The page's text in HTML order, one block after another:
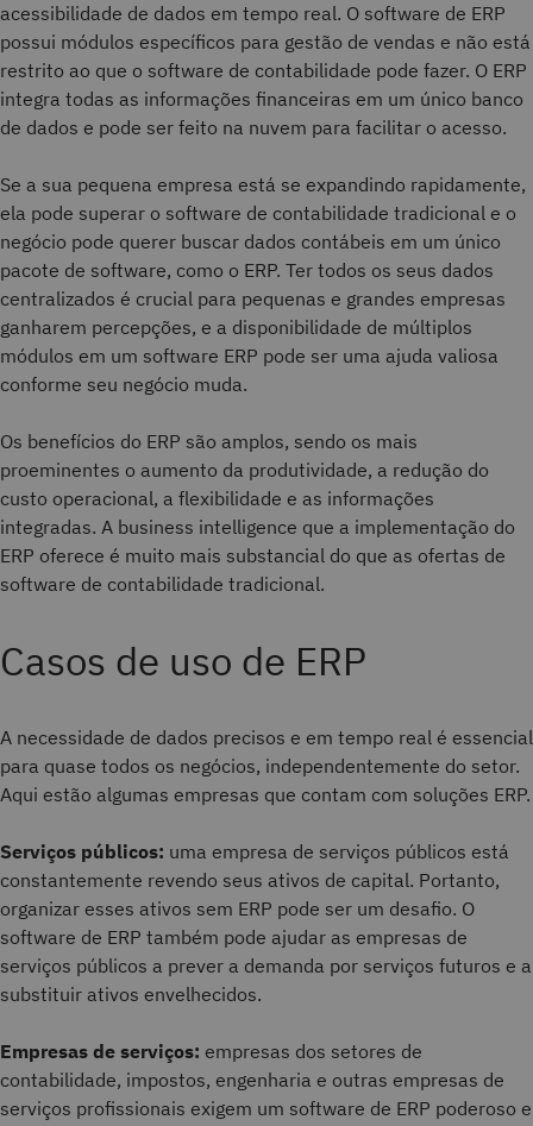
acessibilidade de dados em tempo real. O software de ERP
possui módulos específicos para gestão de vendas e não está
restrito ao que o software de contabilidade pode fazer. O ERP
integra todas as informações financeiras em um único banco
de dados e pode ser feito na nuvem para facilitar o acesso.
Se a sua pequena empresa está se expandindo rapidamente,
ela pode superar o software de contabilidade tradicional e o
negócio pode querer buscar dados contábeis em um único
pacote de software, como o ERP. Ter todos os seus dados
centralizados é crucial para pequenas e grandes empresas
ganharem percepções, e a disponibilidade de múltiplos
módulos em um software ERP pode ser uma ajuda valiosa
conforme seu negócio muda.
Os benefícios do ERP são amplos, sendo os mais
proeminentes o aumento da produtividade, a redução do
custo operacional, a flexibilidade e as informações
integradas. A business intelligence que a implementação do
ERP oferece é muito mais substancial do que as ofertas de
software de contabilidade tradicional.
Casos de uso de ERP
A necessidade de dados precisos e em tempo real é essencial
para quase todos os negócios, independentemente do setor.
Aqui estão algumas empresas que contam com soluções ERP.
Serviços públicos: uma empresa de serviços públicos está
constantemente revendo seus ativos de capital. Portanto,
organizar esses ativos sem ERP pode ser um desafio. O
software de ERP também pode ajudar as empresas de
serviços públicos a prever a demanda por serviços futuros e a
substituir ativos envelhecidos.
Empresas de serviços: empresas dos setores de
contabilidade, impostos, engenharia e outras empresas de
serviços profissionais exigem um software de ERP poderoso e